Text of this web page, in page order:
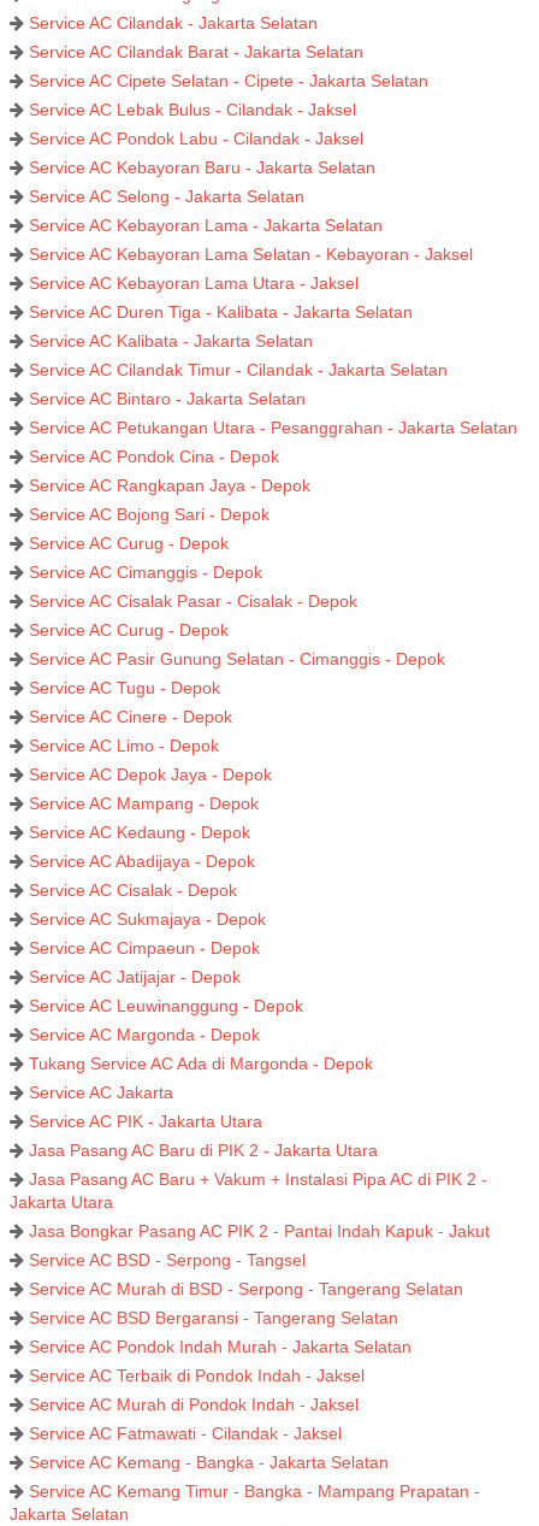
Service AC Cilandak - Jakarta Selatan
Service AC Cilandak Barat - Jakarta Selatan
Service AC Cipete Selatan - Cipete - Jakarta Selatan
Service AC Lebak Bulus - Cilandak - Jaksel
Service AC Pondok Labu - Cilandak - Jaksel
Service AC Kebayoran Baru - Jakarta Selatan
Service AC Selong - Jakarta Selatan
Service AC Kebayoran Lama - Jakarta Selatan
Service AC Kebayoran Lama Selatan - Kebayoran - Jaksel
Service AC Kebayoran Lama Utara - Jaksel
Service AC Duren Tiga - Kalibata - Jakarta Selatan
Service AC Kalibata - Jakarta Selatan
Service AC Cilandak Timur - Cilandak - Jakarta Selatan
Service AC Bintaro - Jakarta Selatan
Service AC Petukangan Utara - Pesanggrahan - Jakarta Selatan
Service AC Pondok Cina - Depok
Service AC Rangkapan Jaya - Depok
Service AC Bojong Sari - Depok
Service AC Curug - Depok
Service AC Cimanggis - Depok
Service AC Cisalak Pasar - Cisalak - Depok
Service AC Curug - Depok
Service AC Pasir Gunung Selatan - Cimanggis - Depok
Service AC Tugu - Depok
Service AC Cinere - Depok
Service AC Limo - Depok
Service AC Depok Jaya - Depok
Service AC Mampang - Depok
Service AC Kedaung - Depok
Service AC Abadijaya - Depok
Service AC Cisalak - Depok
Service AC Sukmajaya - Depok
Service AC Cimpaeun - Depok
Service AC Jatijajar - Depok
Service AC Leuwinanggung - Depok
Service AC Margonda - Depok
Tukang Service AC Ada di Margonda - Depok
Service AC Jakarta
Service AC PIK - Jakarta Utara
Jasa Pasang AC Baru di PIK 2 - Jakarta Utara
Jasa Pasang AC Baru + Vakum + Instalasi Pipa AC di PIK 2 -
Jakarta Utara
Jasa Bongkar Pasang AC PIK 2 - Pantai Indah Kapuk - Jakut
Service AC BSD - Serpong - Tangsel
Service AC Murah di BSD - Serpong - Tangerang Selatan
Service AC BSD Bergaransi - Tangerang Selatan
Service AC Pondok Indah Murah - Jakarta Selatan
Service AC Terbaik di Pondok Indah - Jaksel
Service AC Murah di Pondok Indah - Jaksel
Service AC Fatmawati - Cilandak - Jaksel
Service AC Kemang - Bangka - Jakarta Selatan
Service AC Kemang Timur - Bangka - Mampang Prapatan -
Jakarta Selatan